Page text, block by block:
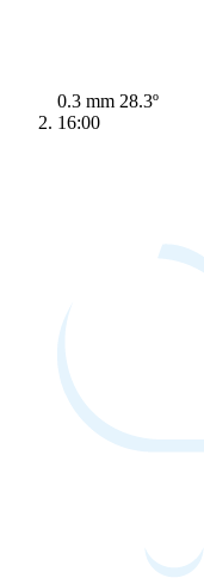
0.3 mm 28.3º
16:00